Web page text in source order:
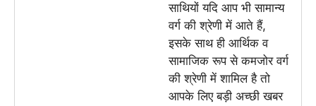
साथियों यदि आप भी सामान्य
वर्ग की श्रेणी में आते हैं,
इसके साथ ही आर्थिक व
सामाजिक रूप से कमजोर वर्ग
की श्रेणी में शामिल है तो
आपके लिए बड़ी अच्छी खबर